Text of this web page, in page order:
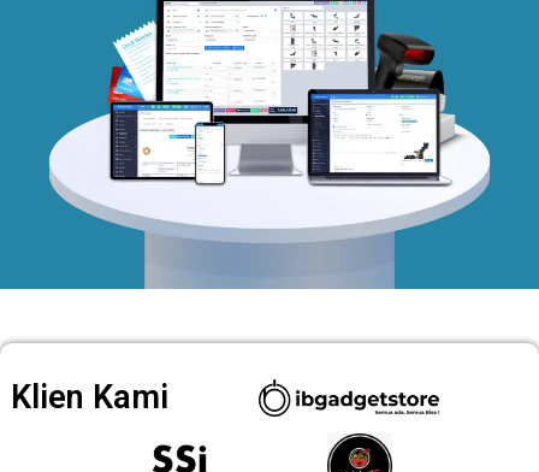
Klien Kami